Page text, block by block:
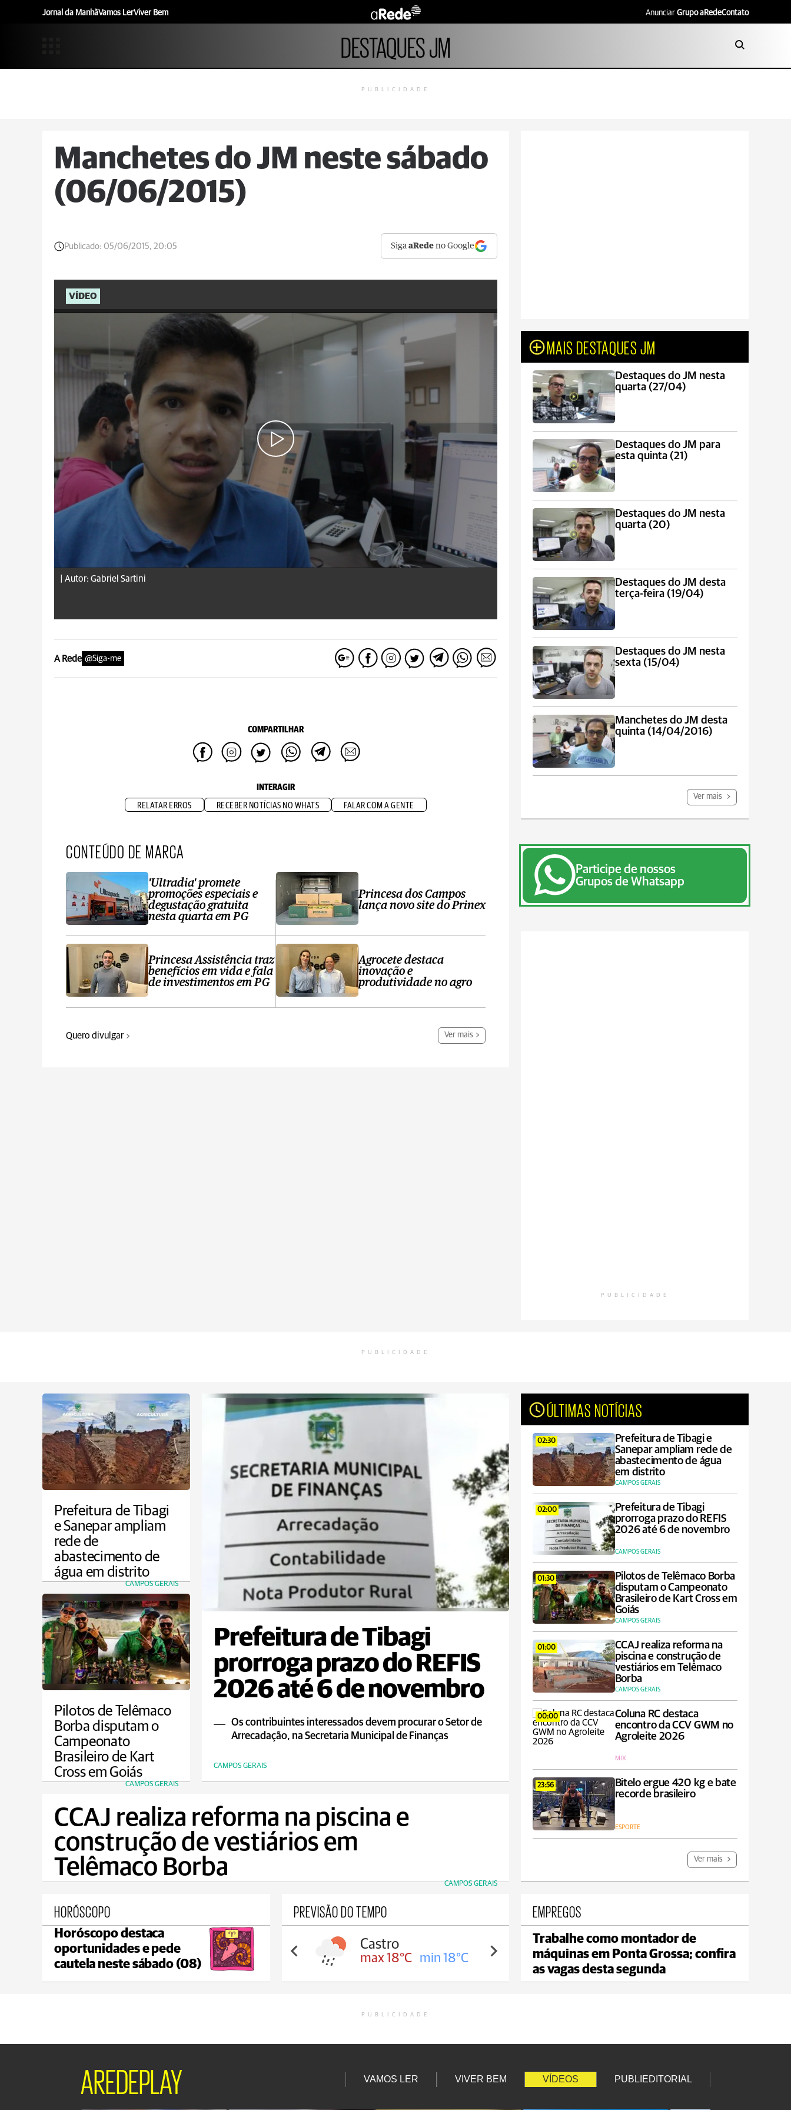
Jornal da ManhãVamos LerViver Bem Anunciar Grupo aRedeContato
DESTAQUES JM
PUBLICIDADE
Manchetes do JM neste sábado
(06/06/2015)
Publicado: 05/06/2015, 20:05 SigaaRede no Google
VÍDEO
Autor: Gabriel Sartini
A Rede @Siga-me
COMPARTILHAR
INTERAGIR
RELATAR ERROS RECEBER NOTÍCIAS NO WHATS FALAR COM A GENTE
CONTEÚDO DE MARCA
'Ultradia' promete
promoções especiais e
degustação gratuita
nesta quarta em PG
Princesa Assistência traz
benefícios em vida e fala
de investimentos em PG
Princesa dos Campos
lança novo site do Prinex
Agrocete destaca
inovação e
produtividade no agro
Quero divulgar Ver mais
MAIS DESTAQUES JM
Destaques do JM nesta
quarta (27/04)
Destaques do JM para
esta quinta (21)
Destaques do JM nesta
quarta (20)
Destaques do JM desta
terça-feira (19/04)
Destaques do JM nesta
sexta (15/04)
Manchetes do JM desta
quinta (14/04/2016)
Ver mais
Participe de nossos
Grupos de Whatsapp
PUBLICIDADE
PUBLICIDADE
Prefeitura de Tibagi
e Sanepar ampliam
rede de
abastecimento de
água em distrito
CAMPOS GERAIS
Prefeitura de Tibagi
prorroga prazo do REFIS
2026 até 6 de novembro
Os contribuintes interessados devem procurar o Setor de
Arrecadação, na Secretaria Municipal de Finanças
CAMPOS GERAIS
ÚLTIMAS NOTÍCIAS
02:30
Prefeitura de Tibagi e
Sanepar ampliam rede de
abastecimento de água
em distrito
CAMPOS GERAIS
02:00
Prefeitura de Tibagi
prorroga prazo do REFIS
2026 até 6 de novembro
CAMPOS GERAIS
01:30
Pilotos de Telêmaco Borba
disputam o Campeonato
Brasileiro de Kart Cross em
Goiás
CAMPOS GERAIS
01:00
CCAJ realiza reforma na
piscina e construção de
vestiários em Telêmaco
Borba
CAMPOS GERAIS
00:00
Coluna RC destaca
encontro da CCV GWM no
Agroleite 2026
MIX
23:56
Bitelo ergue 420 kg e bate
recorde brasileiro
ESPORTE
Ver mais
Pilotos de Telêmaco
Borba disputam o
Campeonato
Brasileiro de Kart
Cross em Goiás
CAMPOS GERAIS
CCAJ realiza reforma na piscina e
construção de vestiários em
Telêmaco Borba
CAMPOS GERAIS
HORÓSCOPO
Horóscopo destaca
oportunidades e pede
cautela neste sábado (08)
PREVISÃO DO TEMPO
Ponta Grossa
max 17°C min 17°C
Castro
max 18°C min 18°C
Carambeí
max 18°C min 17°C
EMPREGOS
Trabalhe como montador de
máquinas em Ponta Grossa; confira
as vagas desta segunda
PUBLICIDADE
AREDEPLAY VAMOS LER VIVER BEM VÍDEOS PUBLIEDITORIAL